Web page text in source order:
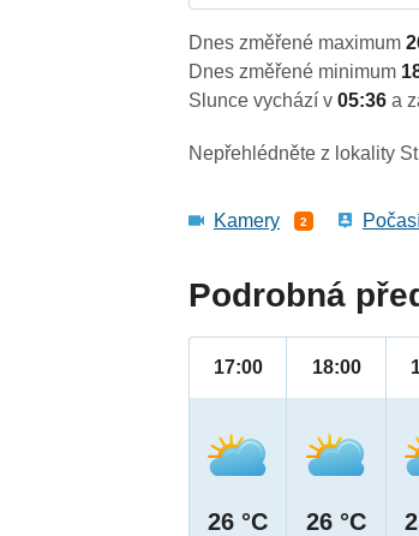
Dnes změřené maximum
Dnes změřené minimum
Slunce vychází v05:36a
Nepřehlédněte z lokality
Kamery 2
Podrobná
17:00
26 °C
18:00
26 °C